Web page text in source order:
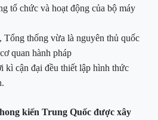
tổ chức và hoạt động của bộ máy
thống vừa là nguyên thủ quốc
quan hành pháp
kì cận đại đều thiết lập hình thức
kiến Trung Quốc được xây